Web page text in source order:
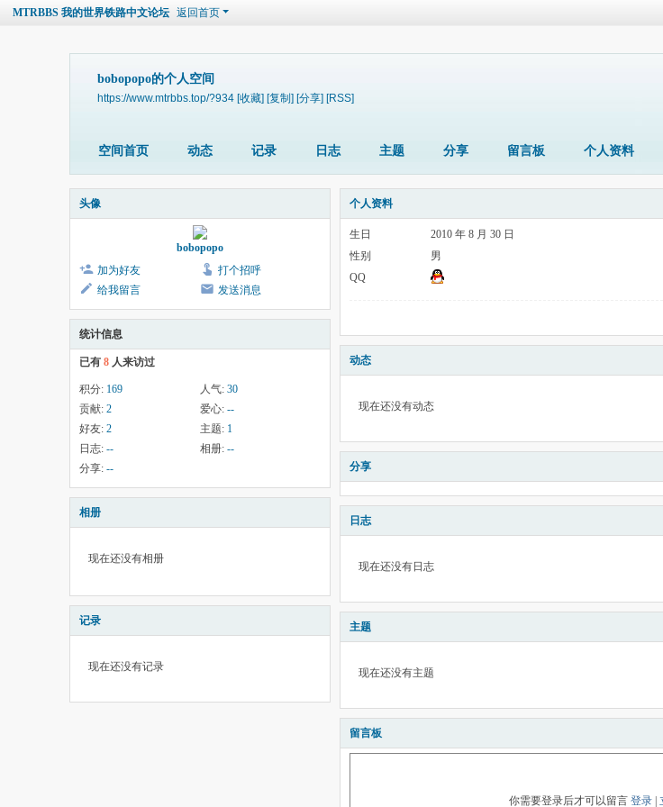
MTRBBS 我的世界铁路中文论坛 返回首页
bobopopo的个人空间
https://www.mtrbbs.top/?934 [收藏] [复制] [分享] [RSS]
空间首页 动态 记录 日志 主题 分享 留言板 个人资料
头像
bobopopo
加为好友
打个招呼
给我留言
发送消息
统计信息
已有 8 人来访过
积分: 169 人气: 30
贡献: 2 爱心: --
好友: 2 主题: 1
日志: -- 相册: --
分享: --
相册
现在还没有相册
记录
现在还没有记录
个人资料
生日
2010 年 8 月 30 日
性别
男
QQ
动态
现在还没有动态
分享
日志
现在还没有日志
主题
现在还没有主题
留言板
你需要登录后才可以留言 登录|